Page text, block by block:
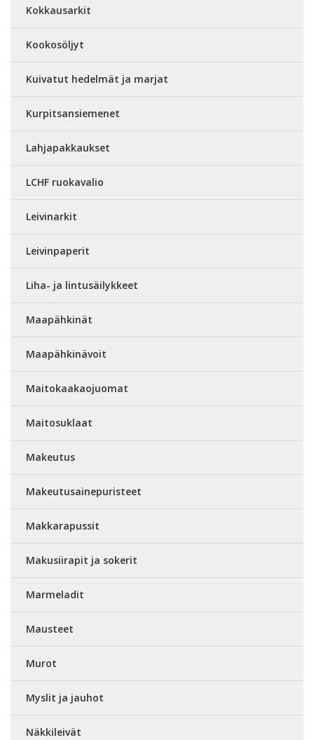
Kokkausarkit
Kookosöljyt
Kuivatut hedelmät ja marjat
Kurpitsansiemenet
Lahjapakkaukset
LCHF ruokavalio
Leivinarkit
Leivinpaperit
Liha- ja lintusäilykkeet
Maapähkinät
Maapähkinävoit
Maitokaakaojuomat
Maitosuklaat
Makeutus
Makeutusainepuristeet
Makkarapussit
Makusiirapit ja sokerit
Marmeladit
Mausteet
Murot
Myslit ja jauhot
Näkkileivät